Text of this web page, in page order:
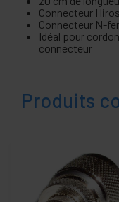
Connecteur
Connecteur N-
Idéal pour
connecteur
Produits